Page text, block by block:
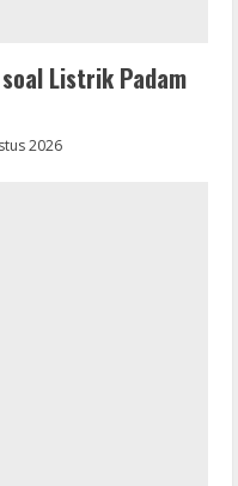
Listrik Padam
2026